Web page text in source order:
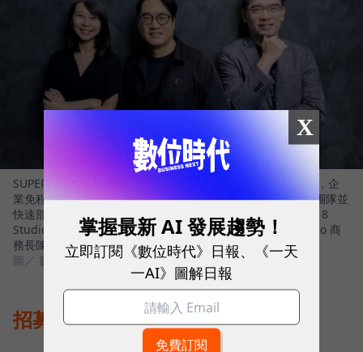
SUPER 8 Studio 推出能建立企業 AI 員工團隊的平台 - ORRA，企
業免程式，以自然語言描述需求，生成具治理機制的 AI 員工團隊並
快速部署。左起 SUPER 8 Studio 資深產品總監王婕、SUPER 8
Studio 雲發互動科技創辦人暨執行長陳子龍、SUPER 8 Studio 商
務長陳之逵
圖／ 數位時代
招募只是開始，AI 員工更需要管理
X
掌握最新 AI 發展趨勢！
立即訂閱《數位時代》日報、《一天
一AI》圖解日報